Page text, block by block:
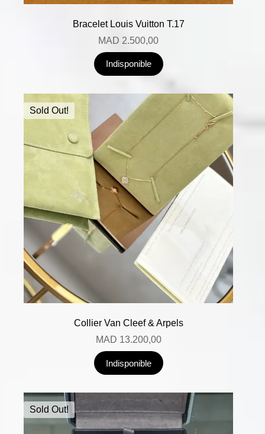
Bracelet Louis Vuitton T.17
MAD 2.500,00
Indisponible
Sold Out!
Collier Van Cleef & Arpels
MAD 13.200,00
Indisponible
Sold Out!